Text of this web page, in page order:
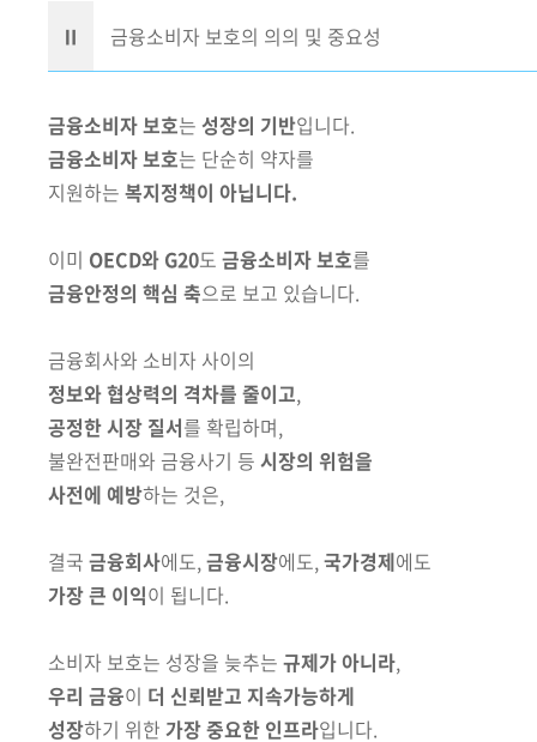
Ⅱ 금융소비자 보호의 의의 및 중요성
금융소비자 보호는 성장의 기반입니다.
금융소비자 보호는 단순히 약자를
지원하는 복지정책이 아닙니다.
이미 OECD와 G20도 금융소비자 보호를
금융안정의 핵심 축으로 보고 있습니다.
금융회사와 소비자 사이의
정보와 협상력의 격차를 줄이고,
공정한 시장 질서를 확립하며,
불완전판매와 금융사기 등 시장의 위험을
사전에 예방하는 것은,
결국 금융회사에도,금융시장에도,국가경제에도
가장 큰 이익이 됩니다.
소비자 보호는 성장을 늦추는 규제가 아니라,
우리 금융이 더 신뢰받고 지속가능하게
성장하기 위한 가장 중요한 인프라입니다.